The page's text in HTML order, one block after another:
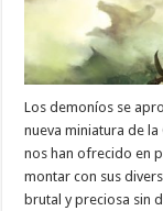
Los demoníos se
nueva miniatura de
nos han ofrecido en
montar con sus
brutal y preciosa sin